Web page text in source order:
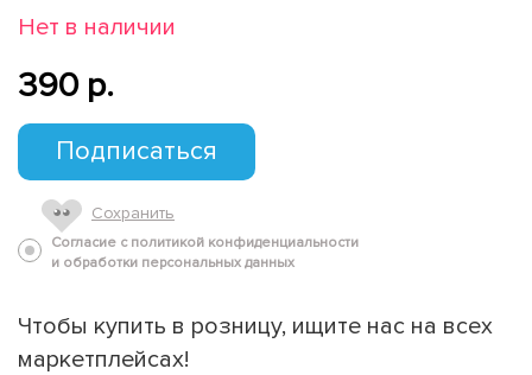
Нет в наличии
390 p.
Подписаться
Сохранить
Согласие с политикой конфиденциальности
и обработки персональных данных
Чтобы купить в розницу, ищите нас на всех
маркетплейсах!